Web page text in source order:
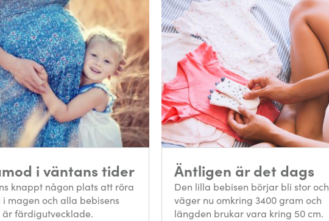
i väntans tider
knappt någon plats att röra
i magen och alla bebisens
färdigutvecklade.
Äntligen är det dags
Den lilla bebisen börjar bli stor och
väger nu omkring 3400 gram och
längden brukar vara kring 50 cm.